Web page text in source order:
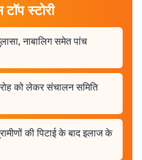
स्टोरी
नाबालिग समेत पांच
को लेकर संचालन समिति
की पिटाई के बाद इलाज के